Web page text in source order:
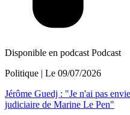
Disponible en podcast Podcast
Politique | Le 09/07/2026
Jérôme Guedj : "Je n'ai pas
judiciaire de Marine Le Pen"